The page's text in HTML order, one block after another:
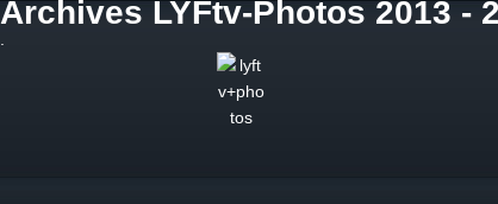
Archives LYFtv-Photos 2013 -